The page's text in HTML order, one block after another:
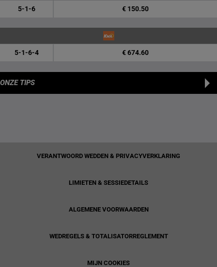
5-1-6 € 150.50
5-1-6-4 € 674.60
ONZE TIPS
VERANTWOORD WEDDEN & PRIVACYVERKLARING
LIMIETEN & SESSIEDETAILS
ALGEMENE VOORWAARDEN
WEDREGELS & TOTALISATORREGLEMENT
MIJN COOKIES